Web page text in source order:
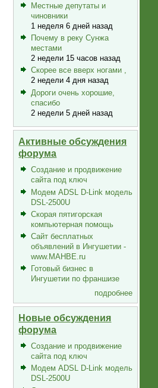
Местные депутаты и
чиновники
1 неделя 6 дней назад
Почему в реку Сунжа
местами
2 недели 15 часов назад
Скорее все вверх ногами ,
2 недели 4 дня назад
Дороги очень хорошие,
спасибо
2 недели 5 дней назад
Активные обсуждения
форума
Создание и продвижение
сайта под ключ
Модем ADSL D-Link модель
DSL-2500U
Скорая пятигорская
компьютерная помощь
Сайт бесплатных
объявлений в Ингушетии -
www.MAHBE.ru
Готовый бизнес в
Ингушетии по франшизе
подробнее
Новые обсуждения
форума
Создание и продвижение
сайта под ключ
Модем ADSL D-Link модель
DSL-2500U